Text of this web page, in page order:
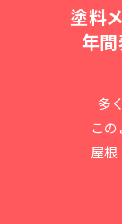
塗料
年間
多
こ
屋